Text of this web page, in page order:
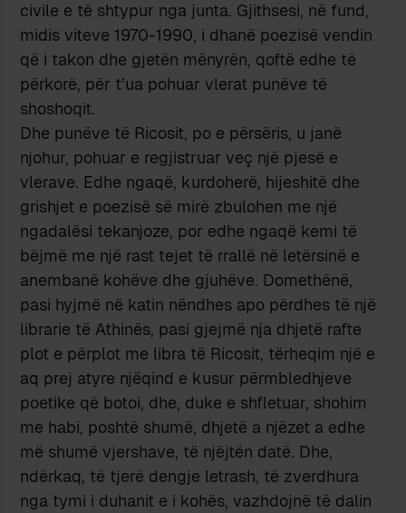
civile e të shtypur nga junta. Gjithsesi, në fund,
midis viteve 1970-1990, i dhanë poezisë vendin
që i takon dhe gjetën mënyrën, qoftë edhe të
përkorë, për t’ua pohuar vlerat punëve të
shoshoqit.
Dhe punëve të Ricosit, po e përsëris, u janë
njohur, pohuar e regjistruar veç një pjesë e
vlerave. Edhe ngaqë, kurdoherë, hijeshitë dhe
grishjet e poezisë së mirë zbulohen me një
ngadalësi tekanjoze, por edhe ngaqë kemi të
bëjmë me një rast tejet të rrallë në letërsinë e
anembanë kohëve dhe gjuhëve. Domethënë,
pasi hyjmë në katin nëndhes apo përdhes të një
librarie të Athinës, pasi gjejmë nja dhjetë rafte
plot e përplot me libra të Ricosit, tërheqim një e
aq prej atyre njëqind e kusur përmbledhjeve
poetike që botoi, dhe, duke e shfletuar, shohim
me habi, poshtë shumë, dhjetë a njëzet a edhe
më shumë vjershave, të njëjtën datë. Dhe,
ndërkaq, të tjerë dengje letrash, të zverdhura
nga tymi i duhanit e i kohës, vazhdojnë të dalin